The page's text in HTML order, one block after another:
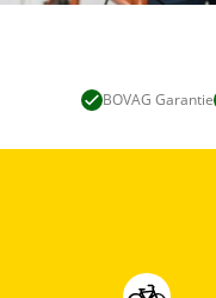
BOVAG Garantie